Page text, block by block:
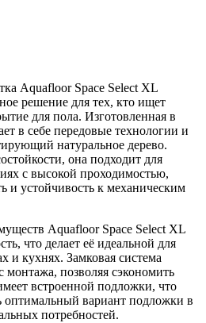
Aquafloor Space Select XL
решение для тех, кто ищет
для пола. Изготовленная в
в себе передовые технологии и
натуральное дерево.
она подходит для
с высокой проходимостью,
и устойчивость к механическим
Aquafloor Space Select XL
что делает её идеальной для
и кухнях. Замковая система
монтажа, позволяя сэкономить
встроенной подложки, что
оптимальный вариант подложки в
потребностей.